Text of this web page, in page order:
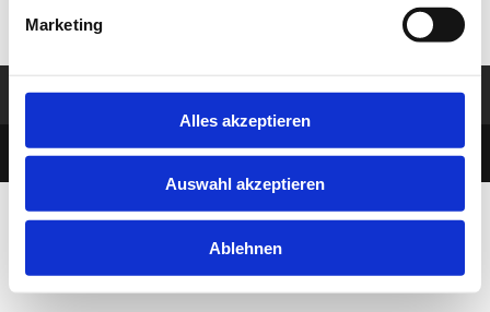
Marketing
Alles akzeptieren
Auswahl akzeptieren
Ablehnen
Impressum Datenschutz
designed by MBDesign Berlin